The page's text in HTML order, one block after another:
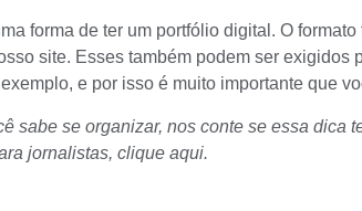
forma de ter um portfólio digital. O
site. Esses também podem ser exigidos
e por isso é muito importante que
sabe se organizar, nos conte se essa dica
jornalistas, clique aqui.